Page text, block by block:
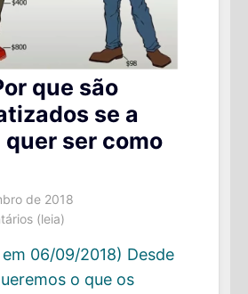
que são
se a
quer ser como
de 2018
(leia)
06/09/2018) Desde
o que os